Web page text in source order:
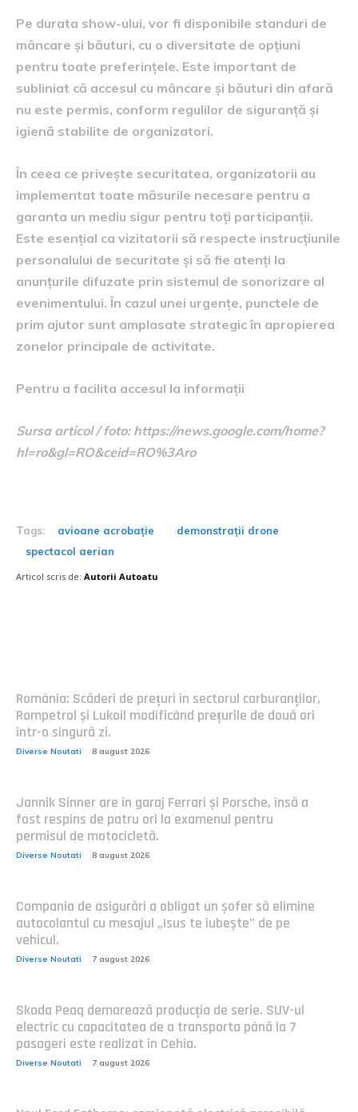
Pe durata show-ului, vor fi disponibile standuri de
mâncare și băuturi, cu o diversitate de opțiuni
pentru toate preferințele. Este important de
subliniat că accesul cu mâncare și băuturi din afară
nu este permis, conform regulilor de siguranță și
igienă stabilite de organizatori.
În ceea ce privește securitatea, organizatorii au
implementat toate măsurile necesare pentru a
garanta un mediu sigur pentru toți participanții.
Este esențial ca vizitatorii să respecte instrucțiunile
personalului de securitate și să fie atenți la
anunțurile difuzate prin sistemul de sonorizare al
evenimentului. În cazul unei urgențe, punctele de
prim ajutor sunt amplasate strategic în apropierea
zonelor principale de activitate.
Pentru a facilita accesul la informații
Sursa articol / foto: https://news.google.com/home?
hl=ro&gl=RO&ceid=RO%3Aro
Tags: avioane acrobație
demonstrații drone
spectacol aerian
Articol scris de: Autorii Autoatu
România: Scăderi de prețuri în sectorul carburanților,
Rompetrol și Lukoil modificând prețurile de două ori
într-o singură zi.
Diverse Noutati 8 august 2026
Jannik Sinner are în garaj Ferrari și Porsche, însă a
fost respins de patru ori la examenul pentru
permisul de motocicletă.
Diverse Noutati 8 august 2026
Compania de asigurări a obligat un șofer să elimine
autocolantul cu mesajul „Isus te iubește” de pe
vehicul.
Diverse Noutati 7 august 2026
Skoda Peaq demarează producția de serie. SUV-ul
electric cu capacitatea de a transporta până la 7
pasageri este realizat în Cehia.
Diverse Noutati 7 august 2026